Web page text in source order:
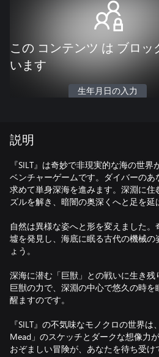
この コンテンツ は ブロッ
います
生年月日の入力
説明
『SILT』は奇妙で非現実的な海の世
ベンチャーゲームです。ダイバーの
求めて単身深海を進みます。深淵に
ズルを解き、暗闇の奥深くへと足を
自然は異様な姿へと形を変えました
墟を発見し、海底に眠る古代の機械の
ょう。
深海に潜む「巨獣」との戦いに生き
巨獣の力で、深淵の中心で悠久の時
醒ますのです。
『SILT』の不気味なモノクロの世界
Mead」のスケッチとダークな想像力